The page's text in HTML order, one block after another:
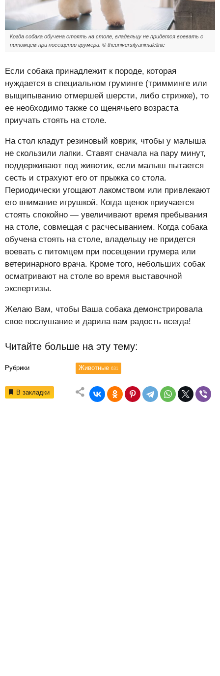
Когда собака обучена стоять на столе, владельцу не придется воевать с
питомцем при посещении грумера. © theuniversityanimalclinic
Если собака принадлежит к породе, которая
нуждается в специальном груминге (тримминге или
выщипыванию отмершей шерсти, либо стрижке), то
ее необходимо также со щенячьего возраста
приучать стоять на столе.
На стол кладут резиновый коврик, чтобы у малыша
не скользили лапки. Ставят сначала на пару минут,
поддерживают под животик, если малыш пытается
сесть и страхуют его от прыжка со стола.
Периодически угощают лакомством или привлекают
его внимание игрушкой. Когда щенок приучается
стоять спокойно — увеличивают время пребывания
на столе, совмещая с расчесыванием. Когда собака
обучена стоять на столе, владельцу не придется
воевать с питомцем при посещении грумера или
ветеринарного врача. Кроме того, небольших собак
осматривают на столе во время выставочной
экспертизы.
Желаю Вам, чтобы Ваша собака демонстрировала
свое послушание и дарила вам радость всегда!
Читайте больше на эту тему:
Рубрики Животные 631
В закладки